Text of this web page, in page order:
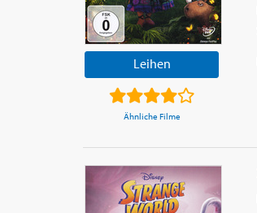
Leihen
Ähnliche Filme